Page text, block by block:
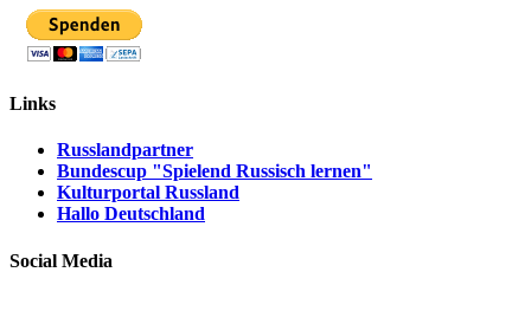
Links
Russlandpartner
Bundescup "Spielend Russisch lernen"
Kulturportal Russland
Hallo Deutschland
Social Media